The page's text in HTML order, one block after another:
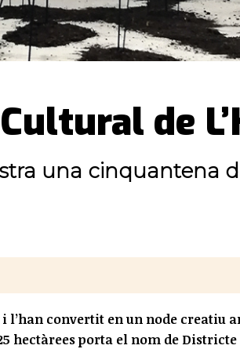
de
una cinquantena
l’han convertit en un node creatiu
hectàrees porta el nom de Districte